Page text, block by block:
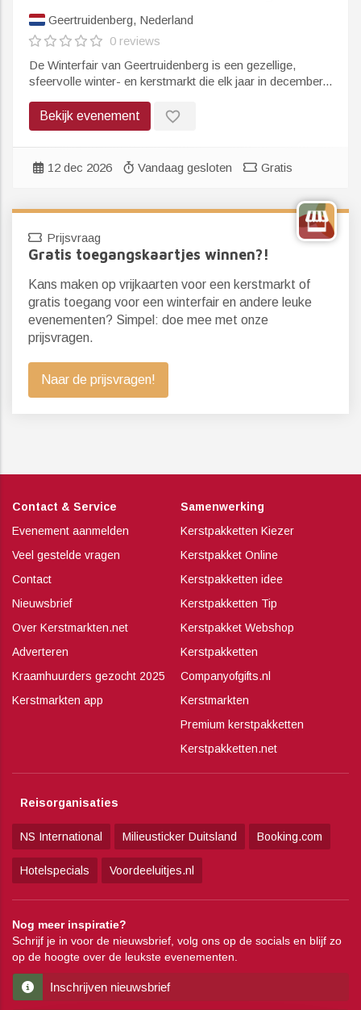
Geertruidenberg, Nederland
0 reviews
De Winterfair van Geertruidenberg is een gezellige,
sfeervolle winter- en kerstmarkt die elk jaar in december...
Bekijk evenement favorite_border
12 dec 2026 Vandaag gesloten Gratis
Prijsvraag
Gratis toegangskaartjes winnen?!
Kans maken op vrijkaarten voor een kerstmarkt of
gratis toegang voor een winterfair en andere leuke
evenementen? Simpel: doe mee met onze
prijsvragen.
Naar de prijsvragen!
Contact & Service
Evenement aanmelden
Veel gestelde vragen
Contact
Nieuwsbrief
Over Kerstmarkten.net
Adverteren
Kraamhuurders gezocht 2025
Kerstmarkten app
Samenwerking
Kerstpakketten Kiezer
Kerstpakket Online
Kerstpakketten idee
Kerstpakketten Tip
Kerstpakket Webshop
Kerstpakketten
Companyofgifts.nl
Kerstmarkten
Premium kerstpakketten
Kerstpakketten.net
Reisorganisaties
NS International Milieusticker Duitsland Booking.com
Hotelspecials Voordeeluitjes.nl
Nog meer inspiratie?
Schrijf je in voor de nieuwsbrief, volg ons op de socials en blijf zo
op de hoogte over de leukste evenementen.
Inschrijven nieuwsbrief